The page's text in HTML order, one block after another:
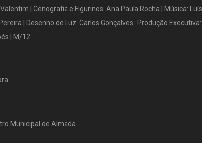
| Cenografia e Figurinos: Ana Paula Rocha | Música: Luís
| Desenho de Luz: Carlos Gonçalves | Produção Executiva:
| M/12
Municipal de Almada